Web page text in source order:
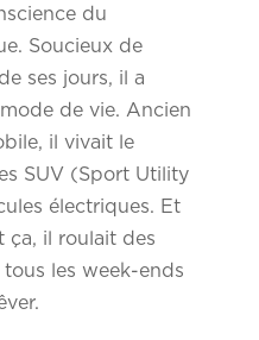
du
Soucieux de
ses jours, il a
de vie. Ancien
il vivait le
SUV (Sport Utility
électriques. Et
ça, il roulait des
les week-ends